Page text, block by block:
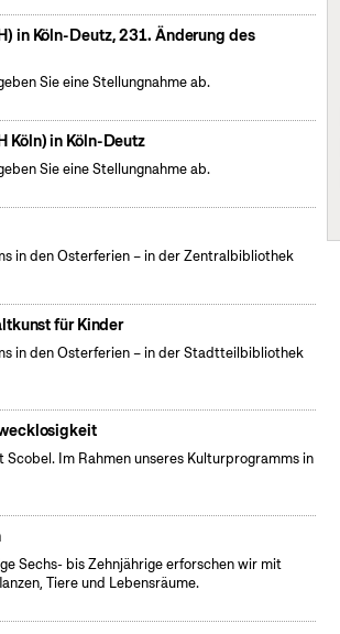
in Köln-Deutz, 231. Änderung des
Sie eine Stellungnahme ab.
Köln) in Köln-Deutz
Sie eine Stellungnahme ab.
in den Osterferien – in der Zentralbibliothek
für Kinder
in den Osterferien – in der Stadtteilbibliothek
Im Rahmen unseres Kulturprogramms in
Sechs- bis Zehnjährige erforschen wir mit
Tiere und Lebensräume.